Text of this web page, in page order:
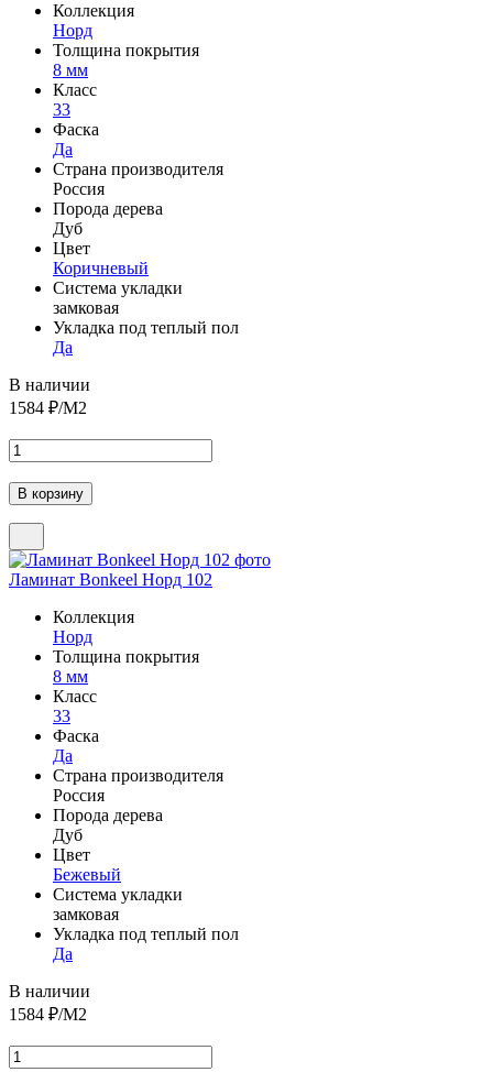
Коллекция
Норд
Толщина покрытия
8 мм
Класс
33
Фаска
Да
Страна производителя
Россия
Порода дерева
Дуб
Цвет
Коричневый
Система укладки
замковая
Укладка под теплый пол
Да
В наличии
1584 ₽/М2
Ламинат Bonkeel Норд 102
Коллекция
Норд
Толщина покрытия
8 мм
Класс
33
Фаска
Да
Страна производителя
Россия
Порода дерева
Дуб
Цвет
Бежевый
Система укладки
замковая
Укладка под теплый пол
Да
В наличии
1584 ₽/М2